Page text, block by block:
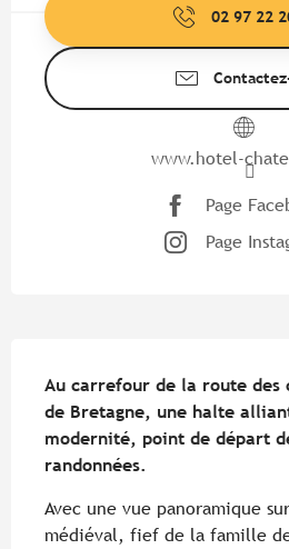
02 97 22
www.hotel-
Page
Page
Au carrefour de la route des
de Bretagne, une halte
modernité, point de départ
randonnées.
Avec une vue panoramique
médiéval, fief de la famille